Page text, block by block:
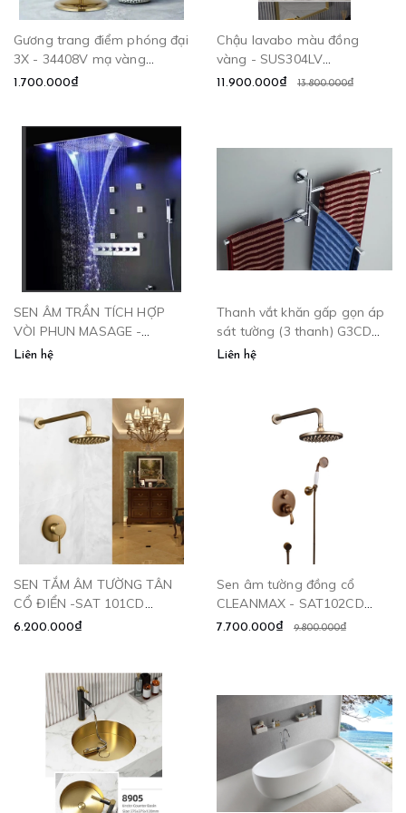
Gương trang điểm phóng đại
3X - 34408V mạ vàng
CLEANMAX
1.700.000₫
Chậu lavabo màu đồng
vàng - SUS304LV
CLEANMAX
11.900.000₫ 13.800.000₫
SEN ÂM TRẦN TÍCH HỢP
VÒI PHUN MASAGE -
CLEANMAX SATR-1008.1
Liên hệ
Thanh vắt khăn gấp gọn áp
sát tường (3 thanh) G3CD
CLEANMAX
Liên hệ
SEN TẮM ÂM TƯỜNG TÂN
CỔ ĐIỂN -SAT 101CD
CLEANMAX
6.200.000₫
Sen âm tường đồng cổ
CLEANMAX - SAT102CD
CLEANMAX
7.700.000₫ 9.800.000₫